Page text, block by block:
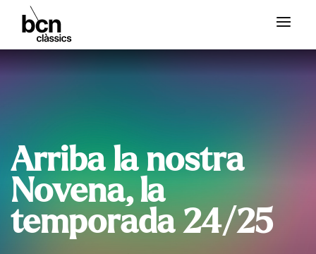
Arriba la nostra
Novena, la
temporada 24/25